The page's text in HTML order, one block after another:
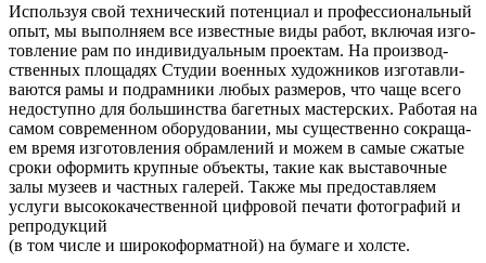
Используя свой тех­ни­че­ский потен­ци­ал и про­фес­си­о­наль­ный
опыт, мы выпол­ня­ем все извест­ные виды работ, вклю­чая изго­
тов­ле­ние рам по инди­ви­ду­аль­ным про­ек­там. На про­из­вод­
ствен­ных пло­ща­дях Студии воен­ных худож­ни­ков изго­тав­ли­
ва­ют­ся рамы и под­рам­ни­ки любых раз­ме­ров, что чаще все­го
недо­ступ­но для боль­шин­ства багет­ных мастер­ских. Работая на
самом совре­мен­ном обо­ру­до­ва­нии, мы суще­ствен­но сокра­ща­
ем вре­мя изго­тов­ле­ния обрам­ле­ний и можем в самые сжа­тые
сро­ки офор­мить круп­ные объ­ек­ты, такие как выста­воч­ные
залы музеев и част­ных гале­рей. Также мы предо­став­ля­ем
услу­ги высо­ко­ка­че­ствен­ной циф­ро­вой печа­ти фото­гра­фий и
репродукций
(в том чис­ле и широ­ко­фор­мат­ной) на бума­ге и холсте.